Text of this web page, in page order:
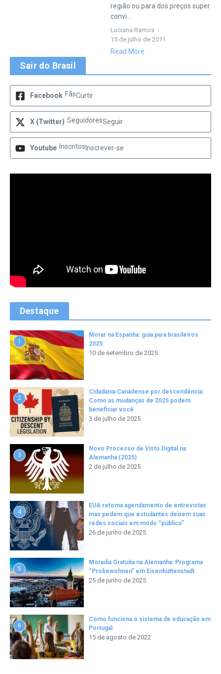
região ou para dos preços super
convi...
Luciana Ramos
15 de julho de 2011
Read More
Sair do Brasil
Facebook FãsCurtir
X (Twitter) SeguidoresSeguir
Youtube Inscritos Inscrever-se
Destaque
1
Morar na Espanha: guia para brasileiros
2025
10 de setembro de 2025
2
Cidadania Canadense por descendência:
Como as mudanças de 2025 podem
beneficiar você
3 de julho de 2025
3
Novo Processo de Visto Digital na
Alemanha (2025)
2 de julho de 2025
4
EUA retoma agendamento de entrevistas
mas pedem que estudantes deixem suas
redes sociais em modo “público”
26 de junho de 2025
5
Moradia Gratuita na Alemanha: Programa
“Probewohnen” em Eisenhüttenstadt
25 de junho de 2025
6
Como funciona o sistema de educação em
Portugal
15 de agosto de 2022